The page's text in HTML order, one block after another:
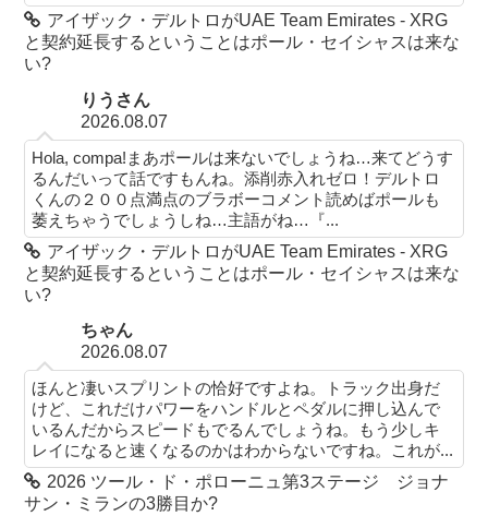
アイザック・デルトロがUAE Team Emirates - XRG
と契約延長するということはポール・セイシャスは来な
い?
りうさん
2026.08.07
Hola, compa!まあポールは来ないでしょうね…来てどうす
るんだいって話ですもんね。添削赤入れゼロ！デルトロ
くんの２００点満点のブラボーコメント読めばポールも
萎えちゃうでしょうしね…主語がね…『...
アイザック・デルトロがUAE Team Emirates - XRG
と契約延長するということはポール・セイシャスは来な
い?
ちゃん
2026.08.07
ほんと凄いスプリントの恰好ですよね。トラック出身だ
けど、これだけパワーをハンドルとペダルに押し込んで
いるんだからスピードもでるんでしょうね。もう少しキ
レイになると速くなるのかはわからないですね。これが...
2026 ツール・ド・ポローニュ第3ステージ ジョナ
サン・ミランの3勝目か?